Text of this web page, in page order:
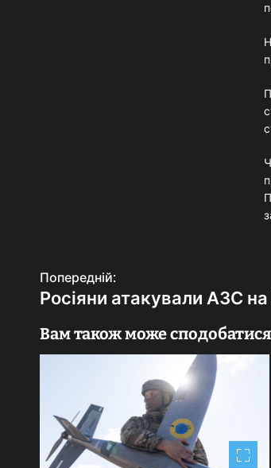
Н
а
в
і
ц
Попередній:
Росіяни атакували АЗС
Вам також може сподобатися